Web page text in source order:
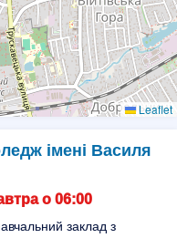
Leaflet
імені Василя
о 06:00
заклад з